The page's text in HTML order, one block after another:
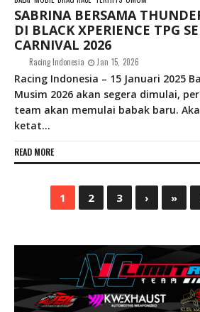
SABRINA BERSAMA
DI BLACK XPERIENCE TPG
CARNIVAL 2026
Racing Indonesia Jan 15, 2026
Racing Indonesia – 15 Januari 2025
Musim 2026 akan segera dimulai,
team akan memulai babak baru.
ketat...
READ MORE
1 2 3 › »